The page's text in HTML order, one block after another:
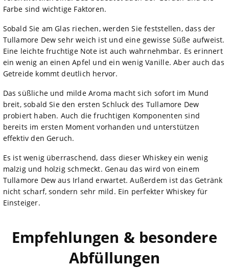
Farbe sind wichtige Faktoren.
Sobald Sie am Glas riechen, werden Sie feststellen, dass der
Tullamore Dew sehr weich ist und eine gewisse Süße aufweist.
Eine leichte fruchtige Note ist auch wahrnehmbar. Es erinnert
ein wenig an einen Apfel und ein wenig Vanille. Aber auch das
Getreide kommt deutlich hervor.
Das süßliche und milde Aroma macht sich sofort im Mund
breit, sobald Sie den ersten Schluck des Tullamore Dew
probiert haben. Auch die fruchtigen Komponenten sind
bereits im ersten Moment vorhanden und unterstützen
effektiv den Geruch.
Es ist wenig überraschend, dass dieser Whiskey ein wenig
malzig und holzig schmeckt. Genau das wird von einem
Tullamore Dew aus Irland erwartet. Außerdem ist das Getränk
nicht scharf, sondern sehr mild. Ein perfekter Whiskey für
Einsteiger.
Empfehlungen & besondere
Abfüllungen